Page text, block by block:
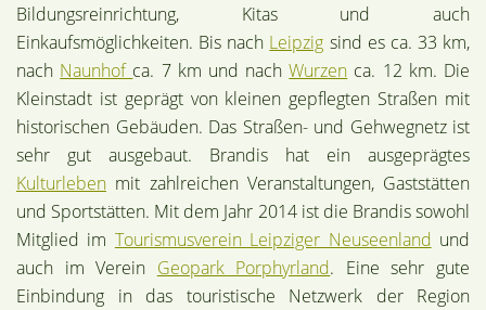
Bildungsreinrichtung, Kitas und auch
Einkaufsmöglichkeiten. Bis nach Leipzig sind es ca. 33 km,
nach Naunhof ca. 7 km und nachWurzen ca. 12 km. Die
Kleinstadt ist geprägt von kleinen gepflegten Straßen mit
historischen Gebäuden. Das Straßen- und Gehwegnetz ist
sehr gut ausgebaut. Brandis hat ein ausgeprägtes
Kulturleben mit zahlreichen Veranstaltungen, Gaststätten
und Sportstätten. Mit dem Jahr 2014 ist die Brandis sowohl
Mitglied im Tourismusverein Leipziger Neuseenland und
auch im Verein Geopark Porphyrland. Eine sehr gute
Einbindung in das touristische Netzwerk der Region